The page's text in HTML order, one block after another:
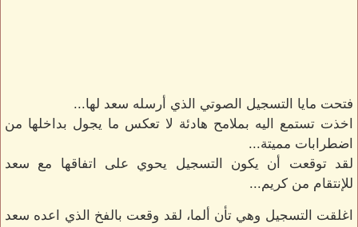
فتحت مايا التسجيل الصوتي الذي أرسله سعد لها...
اخذت تستمع اليه بملامح هادئة لا تعكس ما يجول بداخلها من
اضطرابات مميتة...
لقد توقعت أن يكون التسجيل يحوي على اتفاقها مع سعد
للإنتقام من كريم...
اغلقت التسجيل وهي تأن ألما، لقد وقعت بالفخ الذي اعده سعد